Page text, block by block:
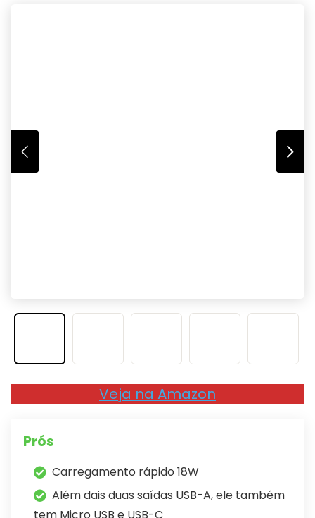
Veja na Amazon
Prós
Carregamento rápido 18W
Além dais duas saídas USB-A, ele também
tem Micro USB e USB-C